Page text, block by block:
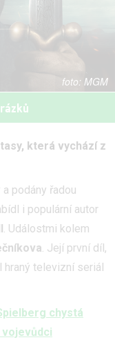
MGM
která vychází z
podány řadou
i populární autor
. Událostmi kolem
. Její první díl,
hraný televizní seriál
chystá